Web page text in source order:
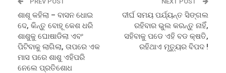
ଶାଶୂ କହିଲା – ବାସନ ଧୋଇ
ଦେ, କିନ୍ତୁ ବୋହୂ କେଶ ଧରି
ଶାଶୁକୁ ଘୋଷାଡିଲା ଏବଂ
ପିଟିବାକୁ ଲାଗିଲା, ତାପରେ ଏକ
ମାସ ପରେ ଶାଶୁ ଏହିପରି
ନେଲେ ପ୍ରତିଶୋଧ
ଦୀର୍ଘ ସମୟ ପର୍ଯ୍ୟନ୍ତ ସିଙ୍ଗଲ
ରହିବାର ଭୁଲ କରନ୍ତୁ ନାହିଁ,
ସହିବାକୁ ପଡେ ଏହି ବଡ କ୍ଷତି,
ରହିଥାଏ ମୃତ୍ୟୁର ବିପଦ !